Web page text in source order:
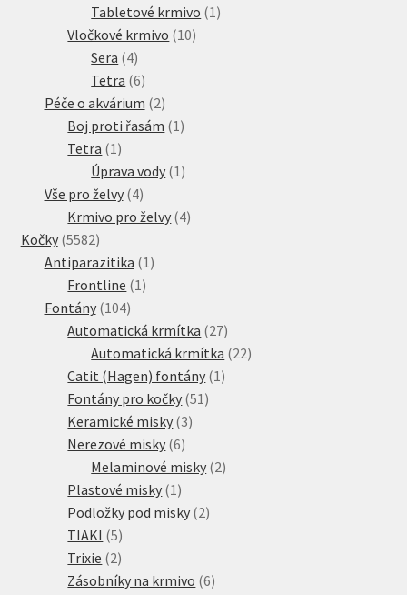
produkt
Tabletové krmivo 1 1
Vločkové krmivo 1010
Sera 44
produkty
Tetra 66
produktů
Péče o akvárium 22
produkty
Boj proti řasám 1 1
Tetra 1 1
produkt
Úprava vody 1 1
Vše pro želvy 44
produkty
Krmivo pro želvy 44
Kočky 55825582
produktů
Antiparazitika 1 1
Frontline 1 1
Fontány 104104
produktů
Automatická krmítka 2727
produktů
Automatická krmítka 2222
Catit (Hagen) fontány 1 1
Fontány pro kočky 51 51
Keramické misky 33
Nerezové misky 66
produktů
Melaminové misky 22
Plastové misky 1 1
produkt
Podložky pod misky 22
TIAKI 55
produktů
Trixie 22
produkty
Zásobníky na krmivo 66